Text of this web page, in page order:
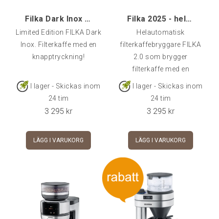
Filka Dark Inox - helautomatisk filterkaffebryggar
Limited Edition FILKA Dark
Inox. Filterkaffe med en
knapptryckning!
I lager - Skickas inom
24 tim
3 295 kr
LÄGG I VARUKORG
Filka 2025 - helautomatisk filterkaffebryggare, Te
Helautomatisk
filterkaffebryggare FILKA
2.0 som brygger
filterkaffe med en
knapptryckning! Nu med
uppdaterad färgdisplay!
I lager - Skickas inom
24 tim
3 295 kr
LÄGG I VARUKORG